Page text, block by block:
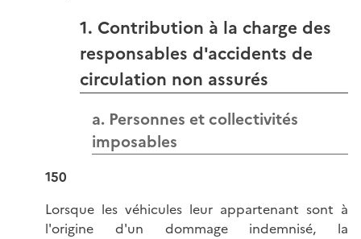
1. Contribution à la charge des
responsables d'accidents de
circulation non assurés
a. Personnes et collectivités
imposables
150
Lorsque les véhicules leur appartenant sont à
l'origine d'un dommage indemnisé, la